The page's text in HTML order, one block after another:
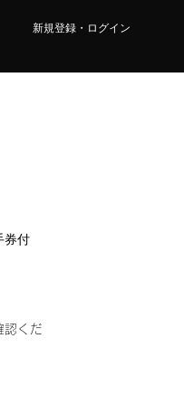
新規登録・ログイン
券付
認くだ